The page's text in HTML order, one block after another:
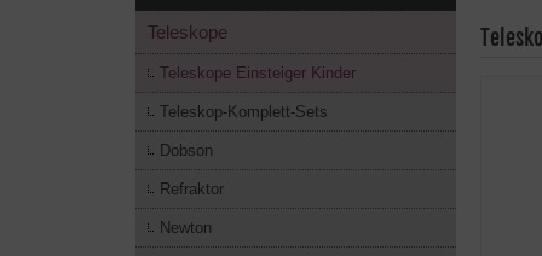
Teleskope
Teleskope Einsteiger Kinder
Teleskop-Komplett-Sets
Dobson
Refraktor
Newton